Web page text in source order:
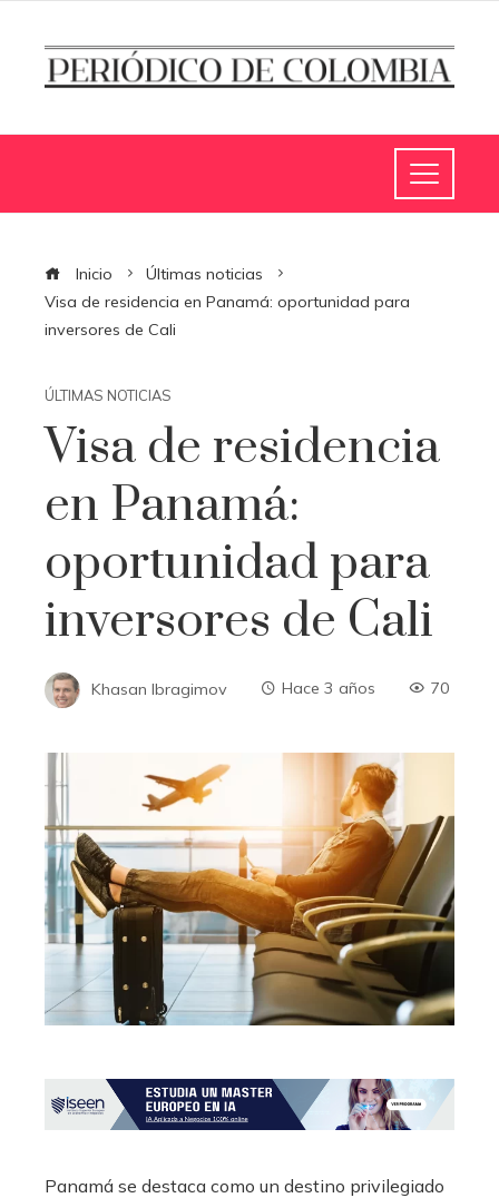
Inicio
Últimas noticias
Visa de residencia en Panamá: oportunidad para
inversores de Cali
ÚLTIMAS NOTICIAS
Visa de residencia
en Panamá:
oportunidad para
inversores de Cali
Khasan Ibragimov Hace 3 años 70
Panamá se destaca como un destino privilegiado